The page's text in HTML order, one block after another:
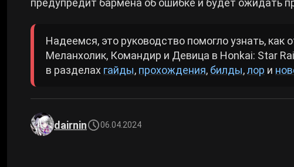
предупредит бармена об ошибке и будет ожидать
Надеемся, это руководство помогло узнать,
Меланхолик, Командир и Девица в Honkai: Star
в разделах гайды, прохождения, билды,лор и
dairnin 06.04.2024